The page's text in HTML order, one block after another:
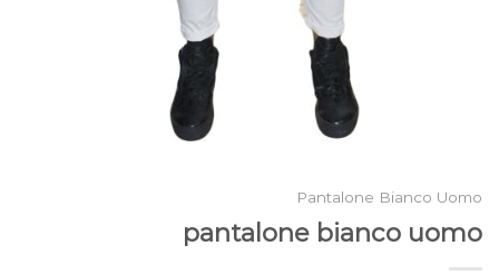
Pantalone Bianco Uomo
pantalone bianco uomo